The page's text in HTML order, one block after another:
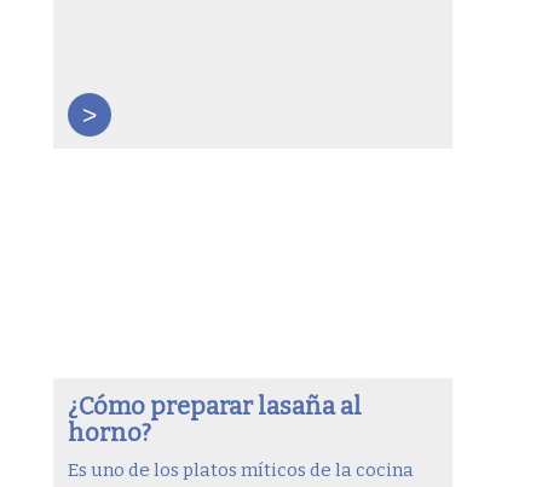
>
¿Cómo preparar lasaña al
horno?
Es uno de los platos míticos de la cocina